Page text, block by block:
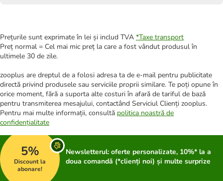
Prețurile sunt exprimate în lei și includ TVA *Taxe transport
Preț normal = Cel mai mic preț la care a fost vândut produsul în
ultimele 30 de zile.
zooplus are dreptul de a folosi adresa ta de e-mail pentru publicitate
directă privind produsele sau serviciile proprii similare. Te poți opune în
orice moment, fără a suporta alte costuri în afară de tariful de bază
pentru transmiterea mesajului, contactând Serviciul Clienți zooplus.
Pentru mai multe informații, consultă politica noastră de
confidențialitate
5%
Discount la
abonare!
Newsletterul: oferte personalizate, 10%* la a
doua comandă (*clienți noi) și multe surprize